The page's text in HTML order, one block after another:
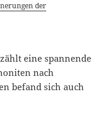
der
eine spannende
nach
befand sich auch